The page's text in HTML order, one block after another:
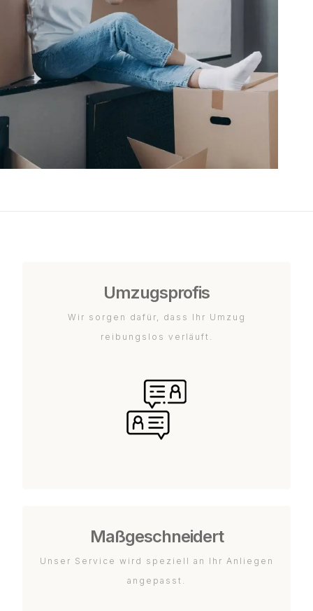
Umzugsprofis
Wir sorgen dafür, dass Ihr Umzug
reibungslos verläuft.
Maßgeschneidert
Unser Service wird speziell an Ihr Anliegen
angepasst.